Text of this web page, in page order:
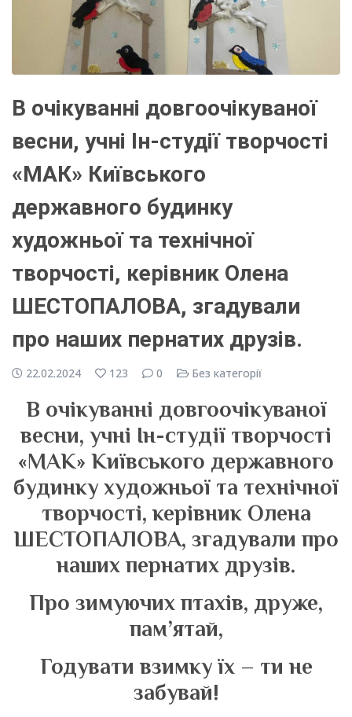
В очікуванні довгоочікуваної
весни, учні Ін-студії творчості
«МАК» Київського
державного будинку
художньої та технічної
творчості, керівник Олена
ШЕСТОПАЛОВА, згадували
про наших пернатих друзів.
22.02.2024 123 0 Без категорії
В очікуванні довгоочікуваної
весни, учні Ін-студії творчості
«МАК» Київського державного
будинку художньої та технічної
творчості, керівник Олена
ШЕСТОПАЛОВА, згадували про
наших пернатих друзів.
Про зимуючих птахів, друже,
пам’ятай,
Годувати взимку їх – ти не
забувай!